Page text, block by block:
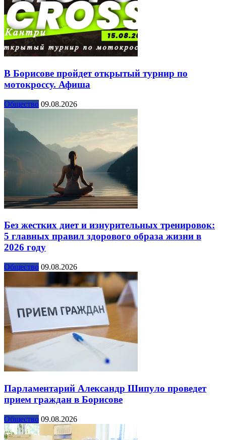
В Борисове пройдет открытый турнир по
мотокроссу. Афиша
Общество 09.08.2026
Без жестких диет и изнурительных тренировок:
5 главных правил здорового образа жизни в
2026 году
Общество 09.08.2026
Парламентарий Александр Шипуло проведет
прием граждан в Борисове
Общество 09.08.2026